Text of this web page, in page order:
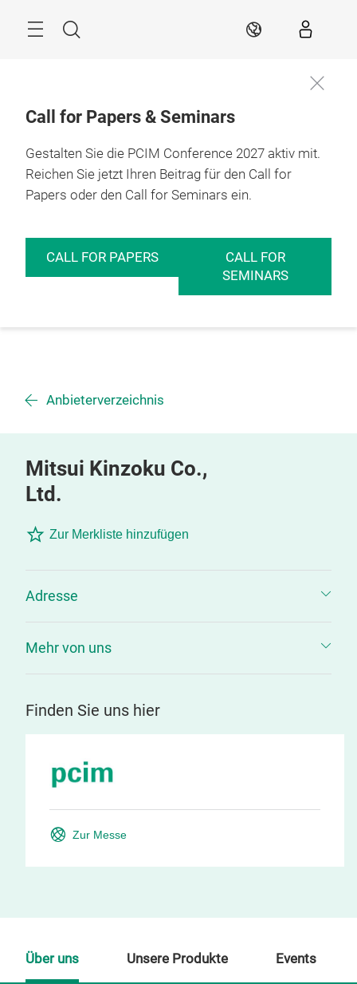
Suche DE
Call for Papers & Seminars
Gestalten Sie die PCIM Conference 2027 aktiv mit.
Reichen Sie jetzt Ihren Beitrag für den Call for
Papers oder den Call for Seminars ein.
CALL FOR PAPERS
CALL FOR
SEMINARS
Anbieterverzeichnis
Mitsui Kinzoku Co.,
Ltd.
Zur Merkliste hinzufügen
Adresse
Mehr von uns
Finden Sie uns hier
Zur Messe
Über uns Unsere Produkte Events